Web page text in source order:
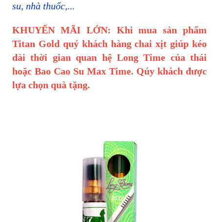
su, nhà thuốc,...
KHUYẾN MÃI LỚN: Khi mua sản phẩm
Titan Gold quý khách hàng chai xịt giúp kéo
dài thời gian quan hệ Long Time của thái
hoặc Bao Cao Su Max Time. Qúy khách được
lựa chọn quà tặng.